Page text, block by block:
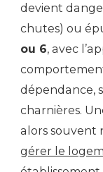
devient
chutes) ou
ou 6, avec
dépendance,
charnières.
alors souvent
gérer le